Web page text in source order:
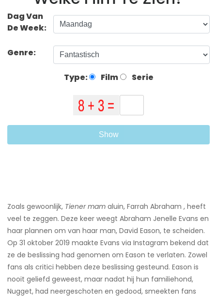
Dag Van
De Week:
Genre:
Type: Film Serie
Show
Zoals gewoonlijk, Tiener mam aluin, Farrah Abraham , heeft
veel te zeggen. Deze keer weegt Abraham Jenelle Evans en
haar plannen om van haar man, David Eason, te scheiden.
Op 31 oktober 2019 maakte Evans via Instagram bekend dat
ze de beslissing had genomen om Eason te verlaten. Zowel
fans als critici hebben deze beslissing gesteund. Eason is
nooit geliefd geweest, maar nadat hij hun familiehond,
Nugget, had neergeschoten en gedood, smeekten fans